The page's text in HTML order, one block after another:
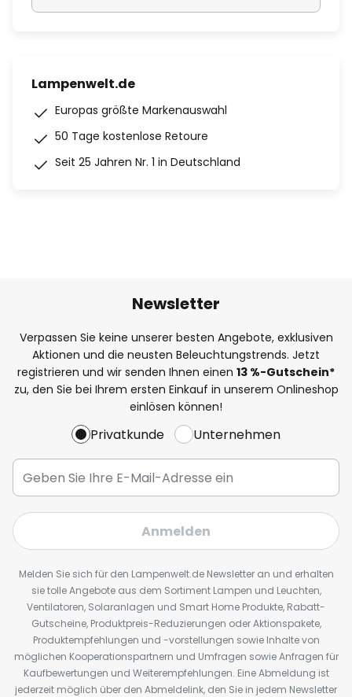
Lampenwelt.de
Europas größte Markenauswahl
50 Tage kostenlose Retoure
Seit 25 Jahren Nr. 1 in Deutschland
Newsletter
Verpassen Sie keine unserer besten Angebote, exklusiven
Aktionen und die neusten Beleuchtungstrends. Jetzt
registrieren und wir senden Ihnen einen 13 %-Gutschein*
zu, den Sie bei Ihrem ersten Einkauf in unserem Onlineshop
einlösen können!
Privatkunde Unternehmen
Anmelden
Melden Sie sich für den Lampenwelt.de Newsletter an und erhalten
sie tolle Angebote aus dem Sortiment Lampen und Leuchten,
Ventilatoren, Solaranlagen und Smart Home Produkte, Rabatt-
Gutscheine, Produktpreis-Reduzierungen oder Aktionspakete,
Produktempfehlungen und -vorstellungen sowie Inhalte von
möglichen Kooperationspartnern und Umfragen sowie Anfragen für
Kaufbewertungen und Weiterempfehlungen. Eine Abmeldung ist
jederzeit möglich über den Abmeldelink, den Sie in jedem Newsletter